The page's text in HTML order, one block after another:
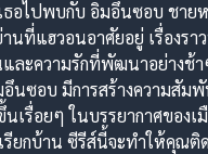
อไปพบกับ อิมอึนซอบ ชาย
นที่แฮวอนอาศัยอยู่ เรื่องรา
ละความรักที่พัฒนาอย่างช้า
นซอบ มีการสร้างความสัม
เรื่อยๆ ในบรรยากาศของเ
ยกบ้าน ซีรีส์นี้จะทำให้คุณติ